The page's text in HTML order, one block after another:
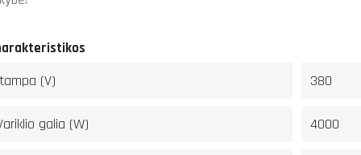
(V) 380
galia (W) 4000